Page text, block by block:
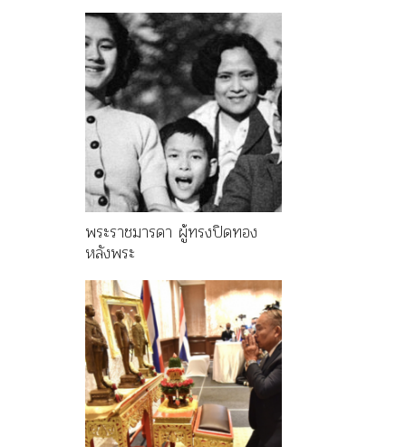
พระราชมารดา ผู้ทรงปิดทอง
หลังพระ